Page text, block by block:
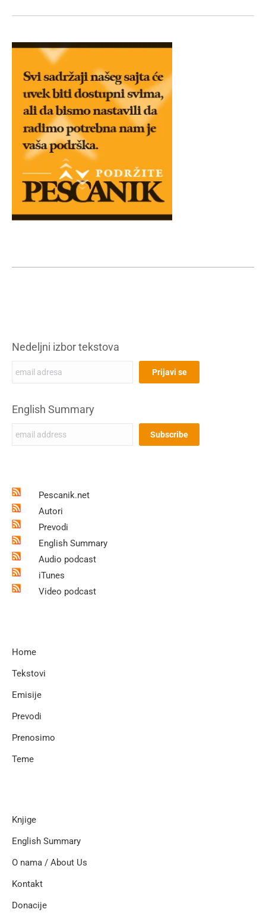
Nedeljni izbor tekstova
English Summary
Pescanik.net
Autori
Prevodi
English Summary
Audio podcast
iTunes
Video podcast
Home
Tekstovi
Emisije
Prevodi
Prenosimo
Teme
Knjige
English Summary
O nama / About Us
Kontakt
Donacije